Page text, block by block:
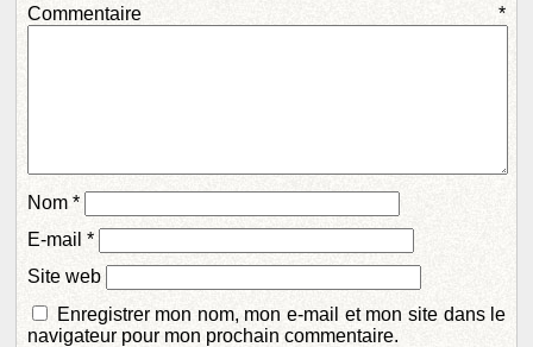
Commentaire*
Nom *
E-mail *
Site web
Enregistrer mon nom, mon e-mail et mon site dans le
navigateur pour mon prochain commentaire.